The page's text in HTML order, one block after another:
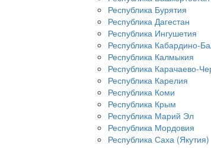
Республика Бурятия
Республика Дагестан
Республика Ингушетия
Республика Кабардино-
Республика Калмыкия
Республика Карачаево-
Республика Карелия
Республика Коми
Республика Крым
Республика Марий Эл
Республика Мордовия
Республика Саха (Якутия)